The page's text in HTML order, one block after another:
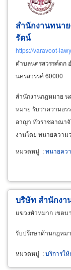
สำนักงานทนา
รัตน์
https://varavoot-
ตำบลนครสวรรค์ตก
นครสวรรค์ 60000
สำนักงานกฎหมาย น
หมาย รับว่าความอร
อาญา ทั่วราชอาณาจั
งานโดย ทนายความ
ตั้ง ให้เป็นผู้ตรวจกา
นครสวรรค์ และได้
กรรมาธิการกฎหมา
ที่ปรึกษาคณะอนุกรร
หมวดหมู่ :ทนายคว
บริษัท สำนักงา
แขวงหัวหมาก เขตบ
รับปรึกษาด้านกฎหม
หมวดหมู่ :บริการใ